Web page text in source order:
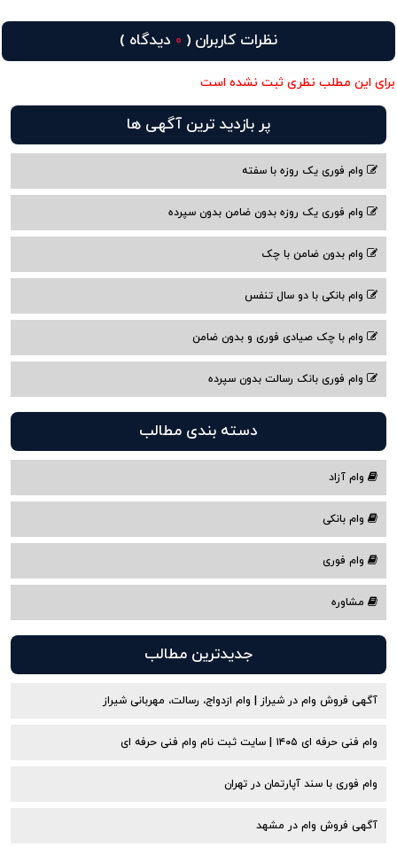
نظرات کاربران ( 0 دیدگاه )
برای این مطلب نظری ثبت نشده است
پر بازدید ترین آگهی ها
وام فوری یک روزه با سفته
وام فوری یک روزه بدون ضامن بدون سپرده
وام بدون ضامن با چک
وام بانکی با دو سال تنفس
وام با چک صیادی فوری و بدون ضامن
وام فوری بانک رسالت بدون سپرده
دسته بندی مطالب
وام آزاد
وام بانکی
وام فوری
مشاوره
جدیدترین مطالب
آگهی فروش وام در شیراز | وام ازدواج، رسالت، مهربانی شیراز
وام فنی حرفه ای ۱۴۰۵ | سایت ثبت نام وام فنی حرفه ای
وام فوری با سند آپارتمان در تهران
آگهی فروش وام در مشهد